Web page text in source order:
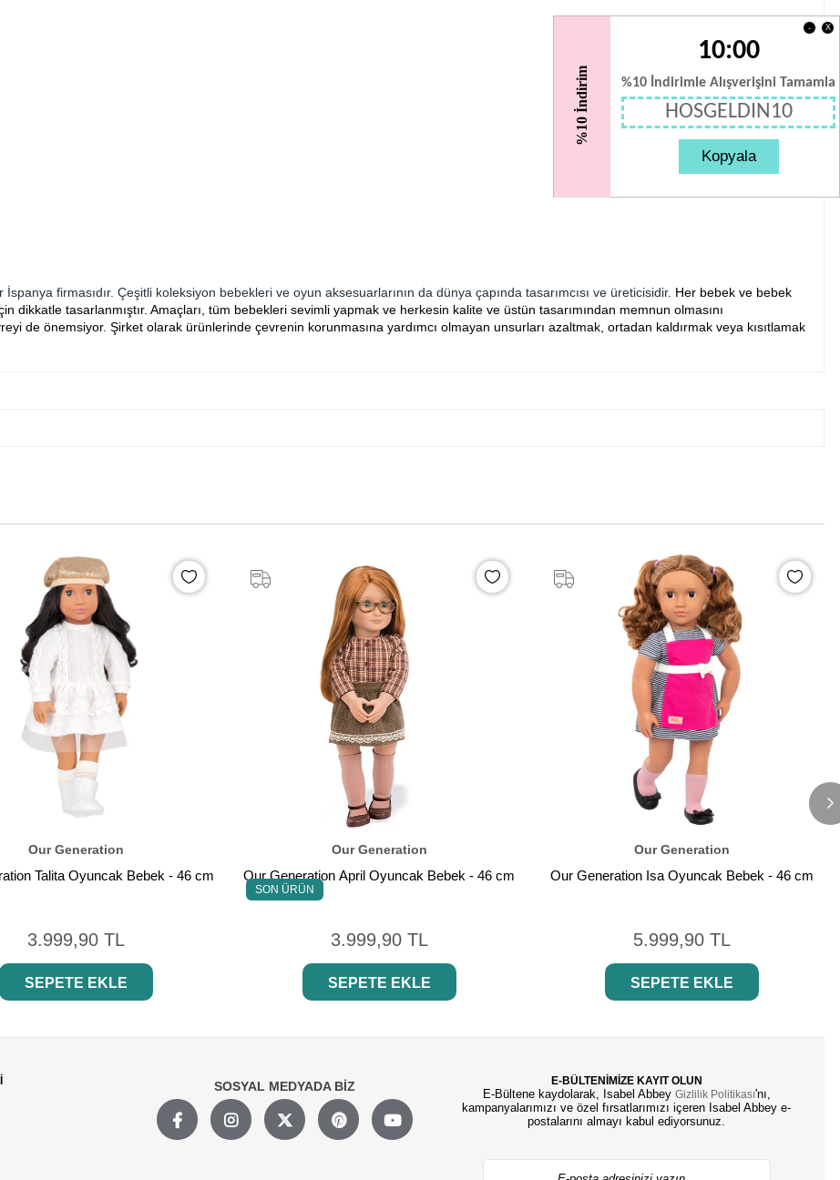
%10 İndirim
10:00
%10 İndirimle Alışverişini Tamamla
HOSGELDIN10
Kopyala
X
-
firmasıdır. Çeşitli koleksiyon bebekleri ve oyun aksesuarlarının da dünya çapında tasarımcısı ve üreticisidir. Her bebek ve bebek
dikkatle tasarlanmıştır. Amaçları, tüm bebekleri sevimli yapmak ve herkesin kalite ve üstün tasarımından memnun olmasını
de önemsiyor. Şirket olarak ürünlerinde çevrenin korunmasına yardımcı olmayan unsurları azaltmak, ortadan kaldırmak veya kısıtlamak
Our Generation
Talita Oyuncak Bebek - 46 cm
3.999,90 TL
SEPETE EKLE
Our Generation
Our Generation April Oyuncak Bebek - 46 cm
3.999,90 TL
SON ÜRÜN
SEPETE EKLE
Our Generation
Our Generation Isa Oyuncak Bebek - 46 cm
5.999,90 TL
SEPETE EKLE
SOSYAL MEDYADA BİZ E-BÜLTENİMİZE KAYIT OLUN
E-Bültene kaydolarak, Isabel Abbey Gizlilik Politikası'nı,
kampanyalarımızı ve özel fırsatlarımızı içeren Isabel Abbey e-
postalarını almayı kabul ediyorsunuz.